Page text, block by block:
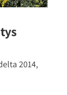
2014,